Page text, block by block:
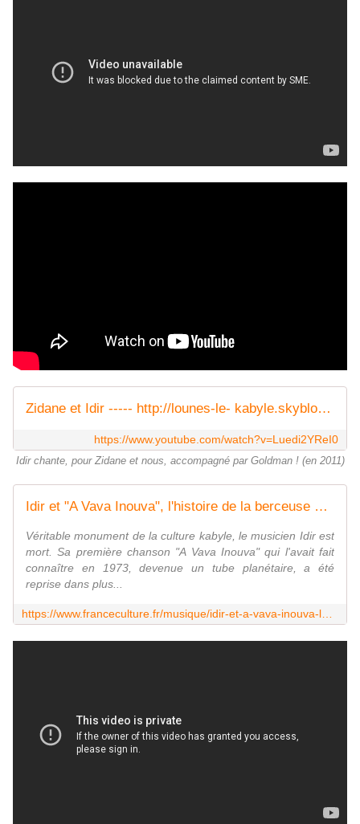
Zidane et Idir ----- http://lounes-le- kabyle.skyblog.com/
https://www.youtube.com/watch?v=Luedi2YReI0
Idir chante, pour Zidane et nous, accompagné par Goldman ! (en 2011)
Idir et "A Vava Inouva", l'histoire de la berceuse kabyle qui a fait le tour du monde
Véritable monument de la culture kabyle, le musicien Idir est
mort. Sa première chanson "A Vava Inouva" qui l'avait fait
connaître en 1973, devenue un tube planétaire, a été
reprise dans plus...